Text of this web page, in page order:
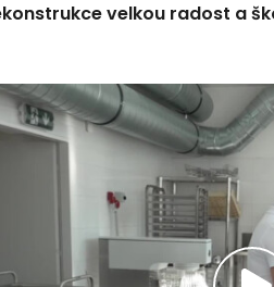
velkou radost a